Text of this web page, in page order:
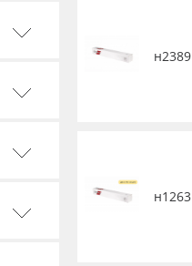
н2389
н1263